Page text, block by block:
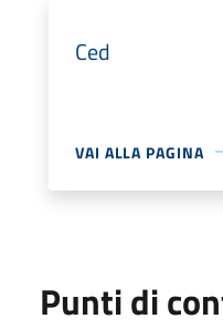
Ced
VAI ALLA PAGINA
Punti di